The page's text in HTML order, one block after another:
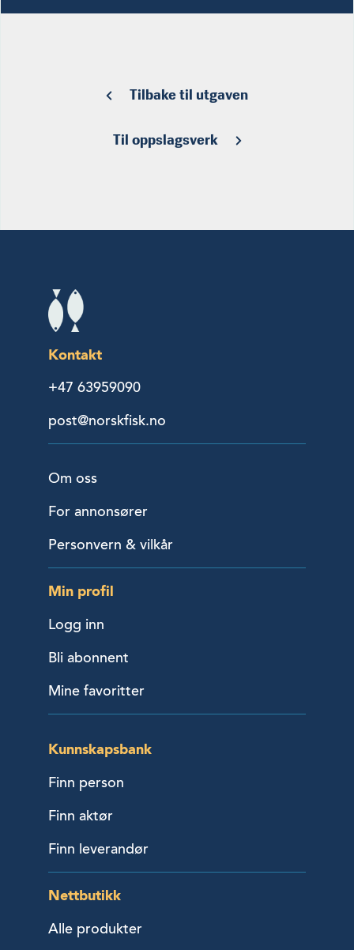
Tilbake til utgaven
Til oppslagsverk
Kontakt
+47 63959090
post@norskfisk.no
Om oss
For annonsører
Personvern & vilkår
Min profil
Logg inn
Bli abonnent
Mine favoritter
Kunnskapsbank
Finn person
Finn aktør
Finn leverandør
Nettbutikk
Alle produkter